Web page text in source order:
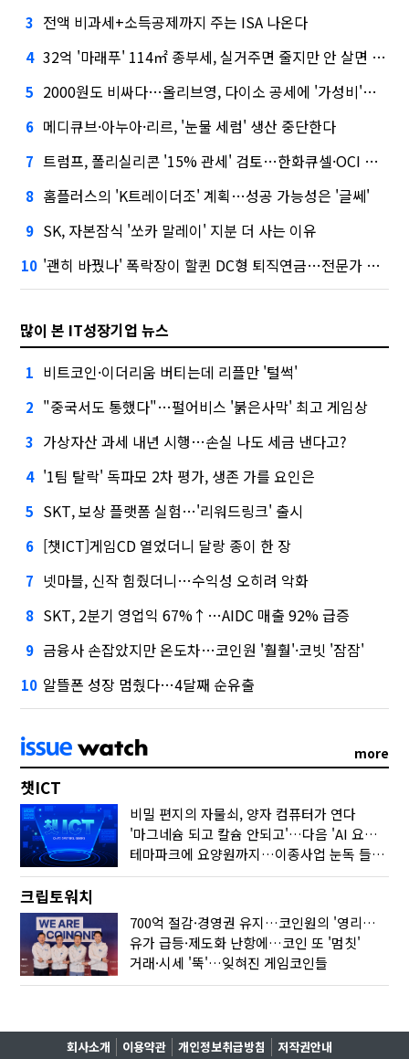
3 전액 비과세+소득공제까지 주는 ISA 나온다
4 32억 '마래푸' 114㎡ 종부세, 실거주면 줄지만 안 살면 2.5배
5 2000원도 비싸다…올리브영, 다이소 공세에 '가성비'로 맞불
6 메디큐브·아누아·리르, '눈물 세럼' 생산 중단한다
7 트럼프, 폴리실리콘 '15% 관세' 검토…한화큐셀·OCI 영향은?
8 홈플러스의 'K트레이더조' 계획…성공 가능성은 '글쎄'
9 SK, 자본잠식 '쏘카 말레이' 지분 더 사는 이유
10 '괜히 바꿨나' 폭락장이 할퀸 DC형 퇴직연금…전문가 조언은
많이 본 IT성장기업 뉴스
1 비트코인·이더리움 버티는데 리플만 '털썩'
2 "중국서도 통했다"…펄어비스 '붉은사막' 최고 게임상
3 가상자산 과세 내년 시행…손실 나도 세금 낸다고?
4 '1팀 탈락' 독파모 2차 평가, 생존 가를 요인은
5 SKT, 보상 플랫폼 실험…'리워드링크' 출시
6 [챗ICT]게임CD 열었더니 달랑 종이 한 장
7 넷마블, 신작 힘줬더니…수익성 오히려 악화
8 SKT, 2분기 영업익 67%↑…AIDC 매출 92% 급증
9 금융사 손잡았지만 온도차…코인원 '훨훨'·코빗 '잠잠'
10 알뜰폰 성장 멈췄다…4달째 순유출
more
챗ICT
비밀 편지의 자물쇠, 양자 컴퓨터가 연다
'마그네슘 되고 칼슘 안되고'…다음 'AI 요약' 갈 길은
테마파크에 요양원까지…이종사업 눈독 들이는 게임사
크립토워치
700억 절감·경영권 유지…코인원의 '영리한 딜'
유가 급등·제도화 난항에…코인 또 '멈칫'
거래·시세 '뚝'…잊혀진 게임코인들
회사소개 이용약관 개인정보취급방침 저작권안내